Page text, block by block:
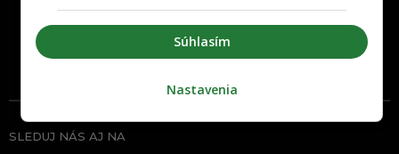
Inzercia Cenník
SLEDUJ NÁS AJ NA
Súhlasím
Nastavenia